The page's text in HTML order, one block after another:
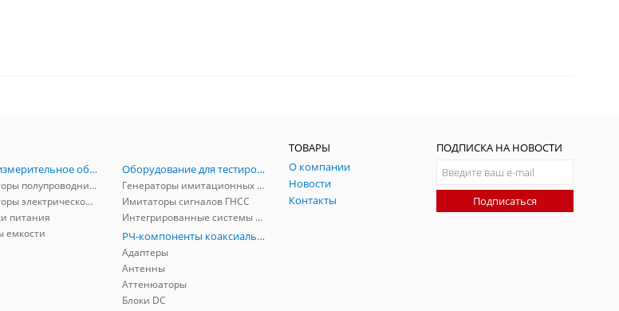
Электроизмерительное оборудование
Анализаторы полупроводников
Анализаторы электрической мощности
питания
емкости
Оборудование для тестирования и симуляции ГНСС
Генераторы имитационных и заградительных помех
Имитаторы сигналов ГНСС
Интегрированные системы защиты от ГНСС-помех
РЧ-компоненты коаксиальные
Адаптеры
Антенны
Аттенюаторы
Блоки DC
ТОВАРЫ
О компании
Новости
Контакты
ПОДПИСКА НА НОВОСТИ
Подписаться